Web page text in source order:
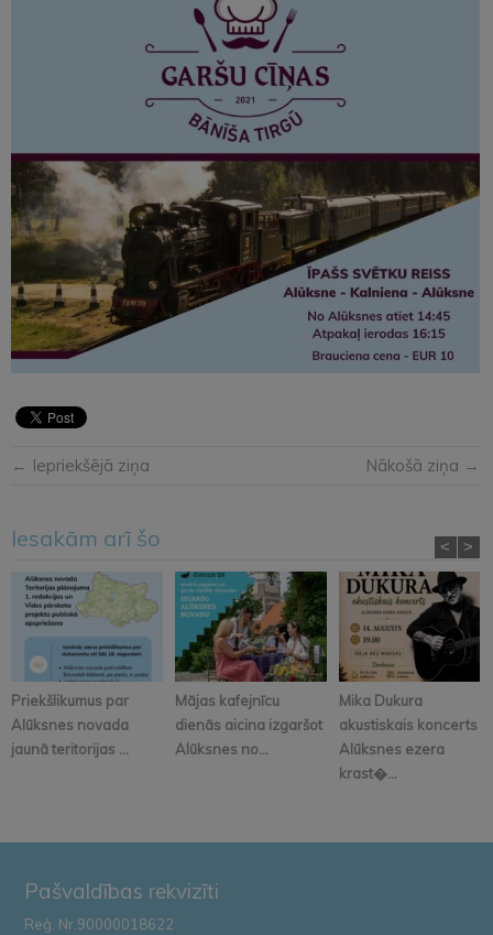
← Iepriekšējā ziņa Nākošā ziņa →
Iesakām arī šo
Priekšlikumus par
Alūksnes novada
jaunā teritorijas ...
Mājas kafejnīcu
dienās aicina izgaršot
Alūksnes no...
Mika Dukura
akustiskais koncerts
Alūksnes ezera
krast�...
< >
Pašvaldības rekvizīti
Reģ. Nr.90000018622